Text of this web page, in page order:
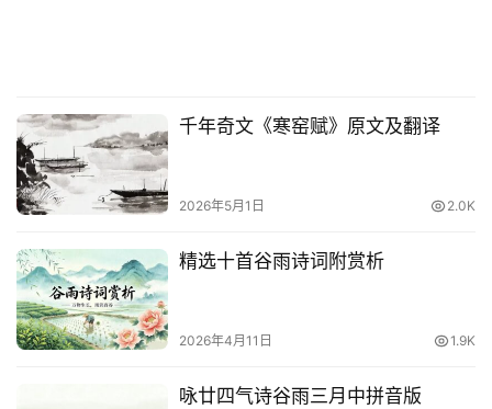
千年奇文《寒窑赋》原文及翻译
2026年5月1日 2.0K
精选十首谷雨诗词附赏析
2026年4月11日 1.9K
咏廿四气诗谷雨三月中拼音版